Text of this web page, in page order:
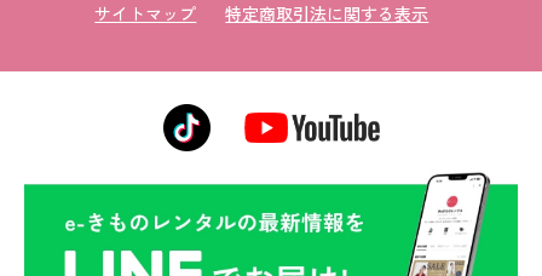
サイトマップ
特定商取引法に関する表示